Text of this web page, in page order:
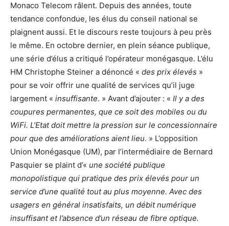
Monaco Telecom râlent. Depuis des années, toute
tendance confondue, les élus du conseil national se
plaignent aussi. Et le discours reste toujours à peu près
le même. En octobre dernier, en plein séance publique,
une série d’élus a critiqué l’opérateur monégasque. L’élu
HM Christophe Steiner a dénoncé « des prix élevés »
pour se voir offrir une qualité de services qu’il juge
largement « insuffisante. » Avant d’ajouter : « Il y a des
coupures permanentes, que ce soit des mobiles ou du
WiFi. L’Etat doit mettre la pression sur le concessionnaire
pour que des améliorations aient lieu. » L’opposition
Union Monégasque (UM), par l’intermédiaire de Bernard
Pasquier se plaint d’« une société publique
monopolistique qui pratique des prix élevés pour un
service d’une qualité tout au plus moyenne. Avec des
usagers en général insatisfaits, un débit numérique
insuffisant et l’absence d’un réseau de fibre optique.